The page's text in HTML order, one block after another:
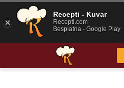
Recepti - Kuvar
Recepti.com
Besplatna - Google Play